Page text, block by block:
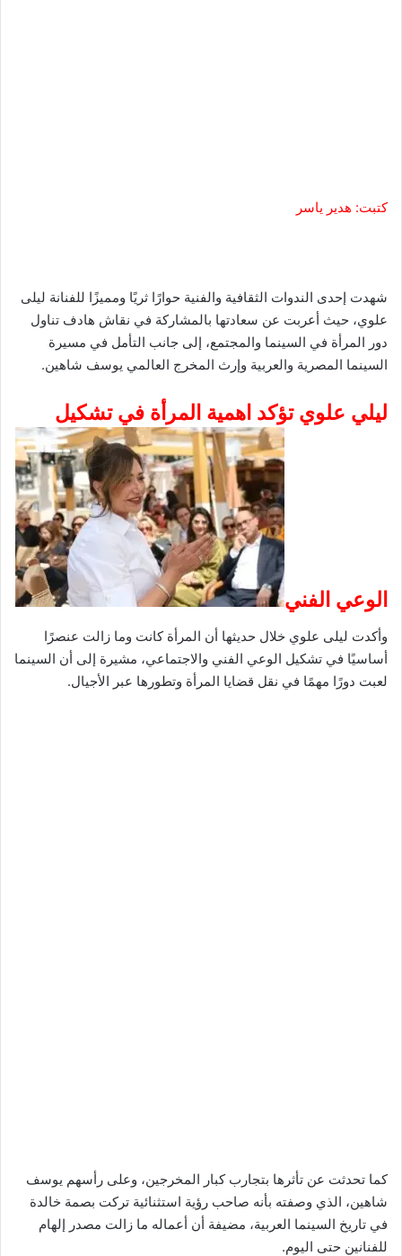
كتبت: هدير ياسر
شهدت إحدى الندوات الثقافية والفنية حوارًا ثريًا ومميزًا للفنانة ليلى
علوي، حيث أعربت عن سعادتها بالمشاركة في نقاش هادف تناول
دور المرأة في السينما والمجتمع، إلى جانب التأمل في مسيرة
السينما المصرية والعربية وإرث المخرج العالمي يوسف شاهين.
ليلي علوي تؤكد اهمية المرأة في تشكيل
الوعي الفني
وأكدت ليلى علوي خلال حديثها أن المرأة كانت وما زالت عنصرًا
أساسيًا في تشكيل الوعي الفني والاجتماعي، مشيرة إلى أن السينما
لعبت دورًا مهمًا في نقل قضايا المرأة وتطورها عبر الأجيال.
كما تحدثت عن تأثرها بتجارب كبار المخرجين، وعلى رأسهم يوسف
شاهين، الذي وصفته بأنه صاحب رؤية استثنائية تركت بصمة خالدة
في تاريخ السينما العربية، مضيفة أن أعماله ما زالت مصدر إلهام
للفنانين حتى اليوم.